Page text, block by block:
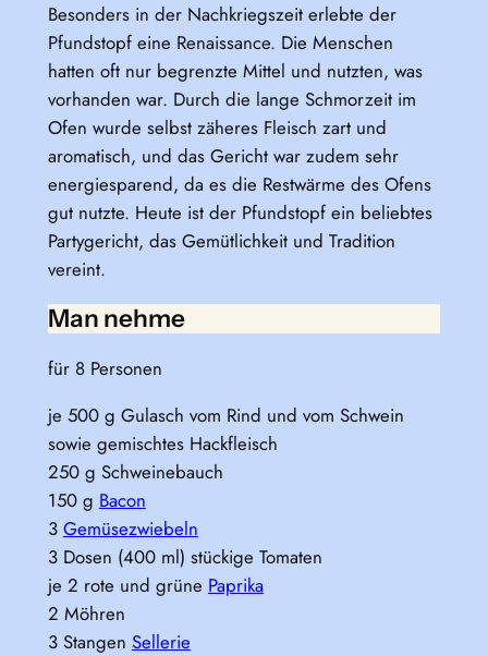
Besonders in der Nachkriegszeit erlebte der
Pfundstopf eine Renaissance. Die Menschen
hatten oft nur begrenzte Mittel und nutzten, was
vorhanden war. Durch die lange Schmorzeit im
Ofen wurde selbst zäheres Fleisch zart und
aromatisch, und das Gericht war zudem sehr
energiesparend, da es die Restwärme des Ofens
gut nutzte. Heute ist der Pfundstopf ein beliebtes
Partygericht, das Gemütlichkeit und Tradition
vereint.
Man nehme
für 8 Personen
je 500 g Gulasch vom Rind und vom Schwein
sowie gemischtes Hackfleisch
250 g Schweinebauch
150 g Bacon
3 Gemüsezwiebeln
3 Dosen (400 ml) stückige Tomaten
je 2 rote und grüne Paprika
2 Möhren
3 Stangen Sellerie